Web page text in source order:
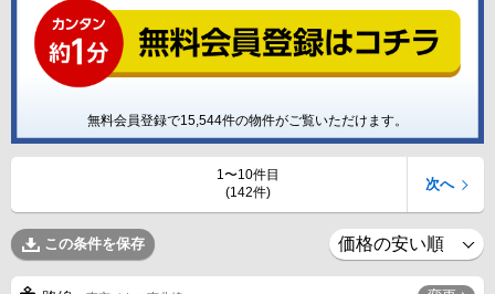
無料会員登録で15,544件の物件がご覧いただけます。
1〜10件目
(142件)
次へ
この条件を保存